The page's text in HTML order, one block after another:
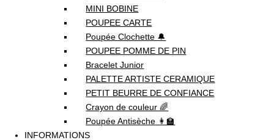
MINI BOBINE
POUPEE CARTE
Poupée Clochette 🔔
POUPEE POMME DE PIN
Bracelet Junior
PALETTE ARTISTE CERAMIQUE
PETIT BEURRE DE CONFIANCE
Crayon de couleur 🌈
Poupée Antisèche 👩‍🏫
INFORMATIONS